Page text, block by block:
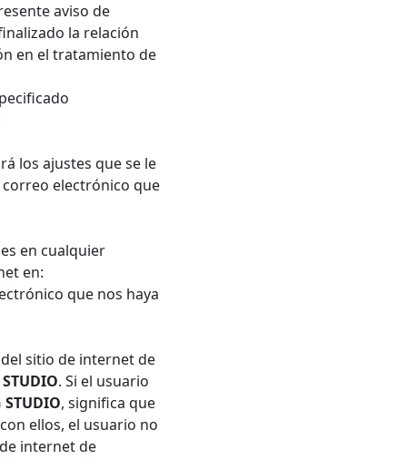
aviso de
la relación
en el tratamiento de
los ajustes que se le
electrónico que
en cualquier
en:
que nos haya
sitio de internet de
. Si el usuario
, significa que
ellos, el usuario no
internet de